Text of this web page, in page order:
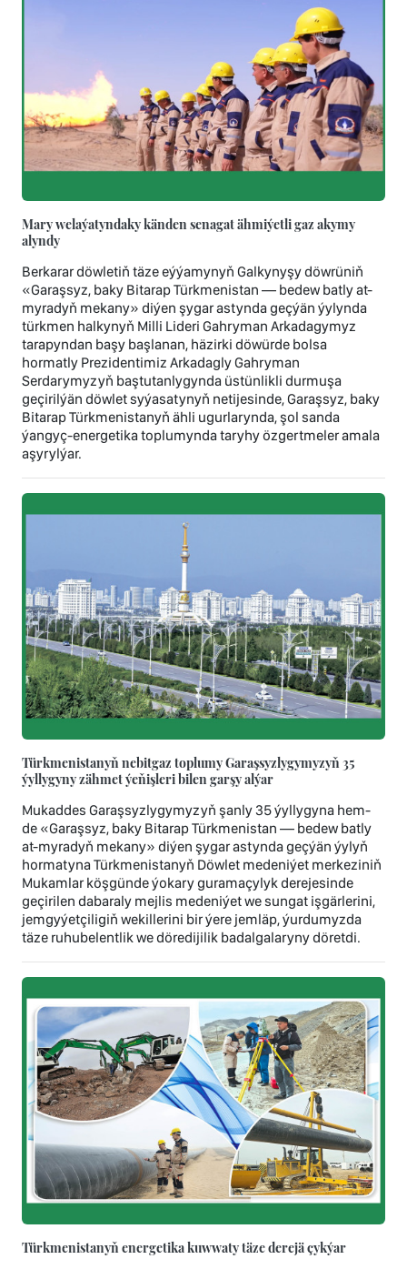
Mary welaýatyndaky känden senagat ähmiýetli gaz akymy
alyndy
Berkarar döwletiň täze eýýamynyň Galkynyşy döwrüniň
«Garaşsyz, baky Bitarap Türkmenistan — bedew batly at-
myradyň mekany» diýen şygar astynda geçýän ýylynda
türkmen halkynyň Milli Lideri Gahryman Arkadagymyz
tarapyndan başy başlanan, häzirki döwürde bolsa
hormatly Prezidentimiz Arkadagly Gahryman
Serdarymyzyň baştutanlygynda üstünlikli durmuşa
geçirilýän döwlet syýasatynyň netijesinde, Garaşsyz, baky
Bitarap Türkmenistanyň ähli ugurlarynda, şol sanda
ýangyç-energetika toplumynda taryhy özgertmeler amala
aşyrylýar.
Türkmenistanyň nebitgaz toplumy Garaşsyzlygymyzyň 35
ýyllygyny zähmet ýeňişleri bilen garşy alýar
Mukaddes Garaşsyzlygymyzyň şanly 35 ýyllygyna hem-
de «Garaşsyz, baky Bitarap Türkmenistan — bedew batly
at-myradyň mekany» diýen şygar astynda geçýän ýylyň
hormatyna Türkmenistanyň Döwlet medeniýet merkeziniň
Mukamlar köşgünde ýokary guramaçylyk derejesinde
geçirilen dabaraly mejlis medeniýet we sungat işgärlerini,
jemgyýetçiligiň wekillerini bir ýere jemläp, ýurdumyzda
täze ruhubelentlik we döredijilik badalgalaryny döretdi.
Türkmenistanyň energetika kuwwaty täze derejä çykýar